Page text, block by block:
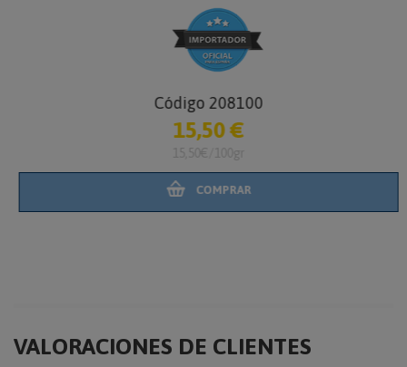
Código 208100
15,50 €
15,50€/100gr
COMPRAR
VALORACIONES DE CLIENTES